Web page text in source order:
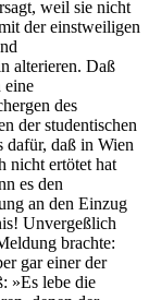
weil sie nicht
der einstweiligen
alterieren. Daß
eine
des
der studentischen
dafür, daß in Wien
nicht ertötet hat
es den
an den Einzug
Unvergeßlich
brachte:
gar einer der
»Es lebe die